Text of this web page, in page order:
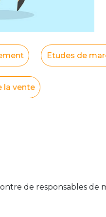
Etudes de
la vente
de responsables de